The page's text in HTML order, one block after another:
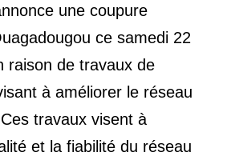
une coupure
ce samedi 22
raison de travaux de
à améliorer le réseau
travaux visent à
et la fiabilité du réseau